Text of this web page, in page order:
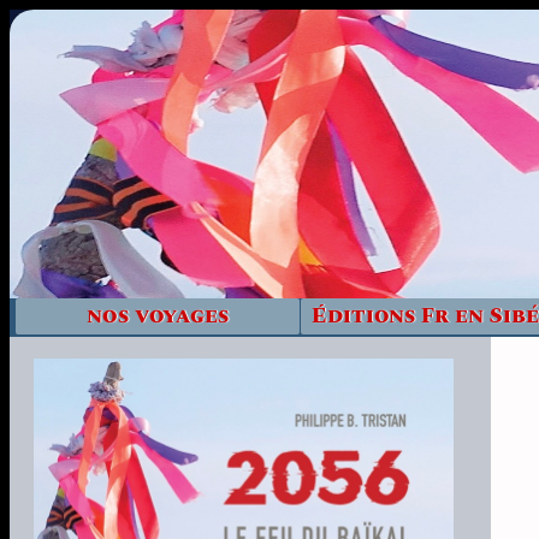
nos voyages Éditions Fr en